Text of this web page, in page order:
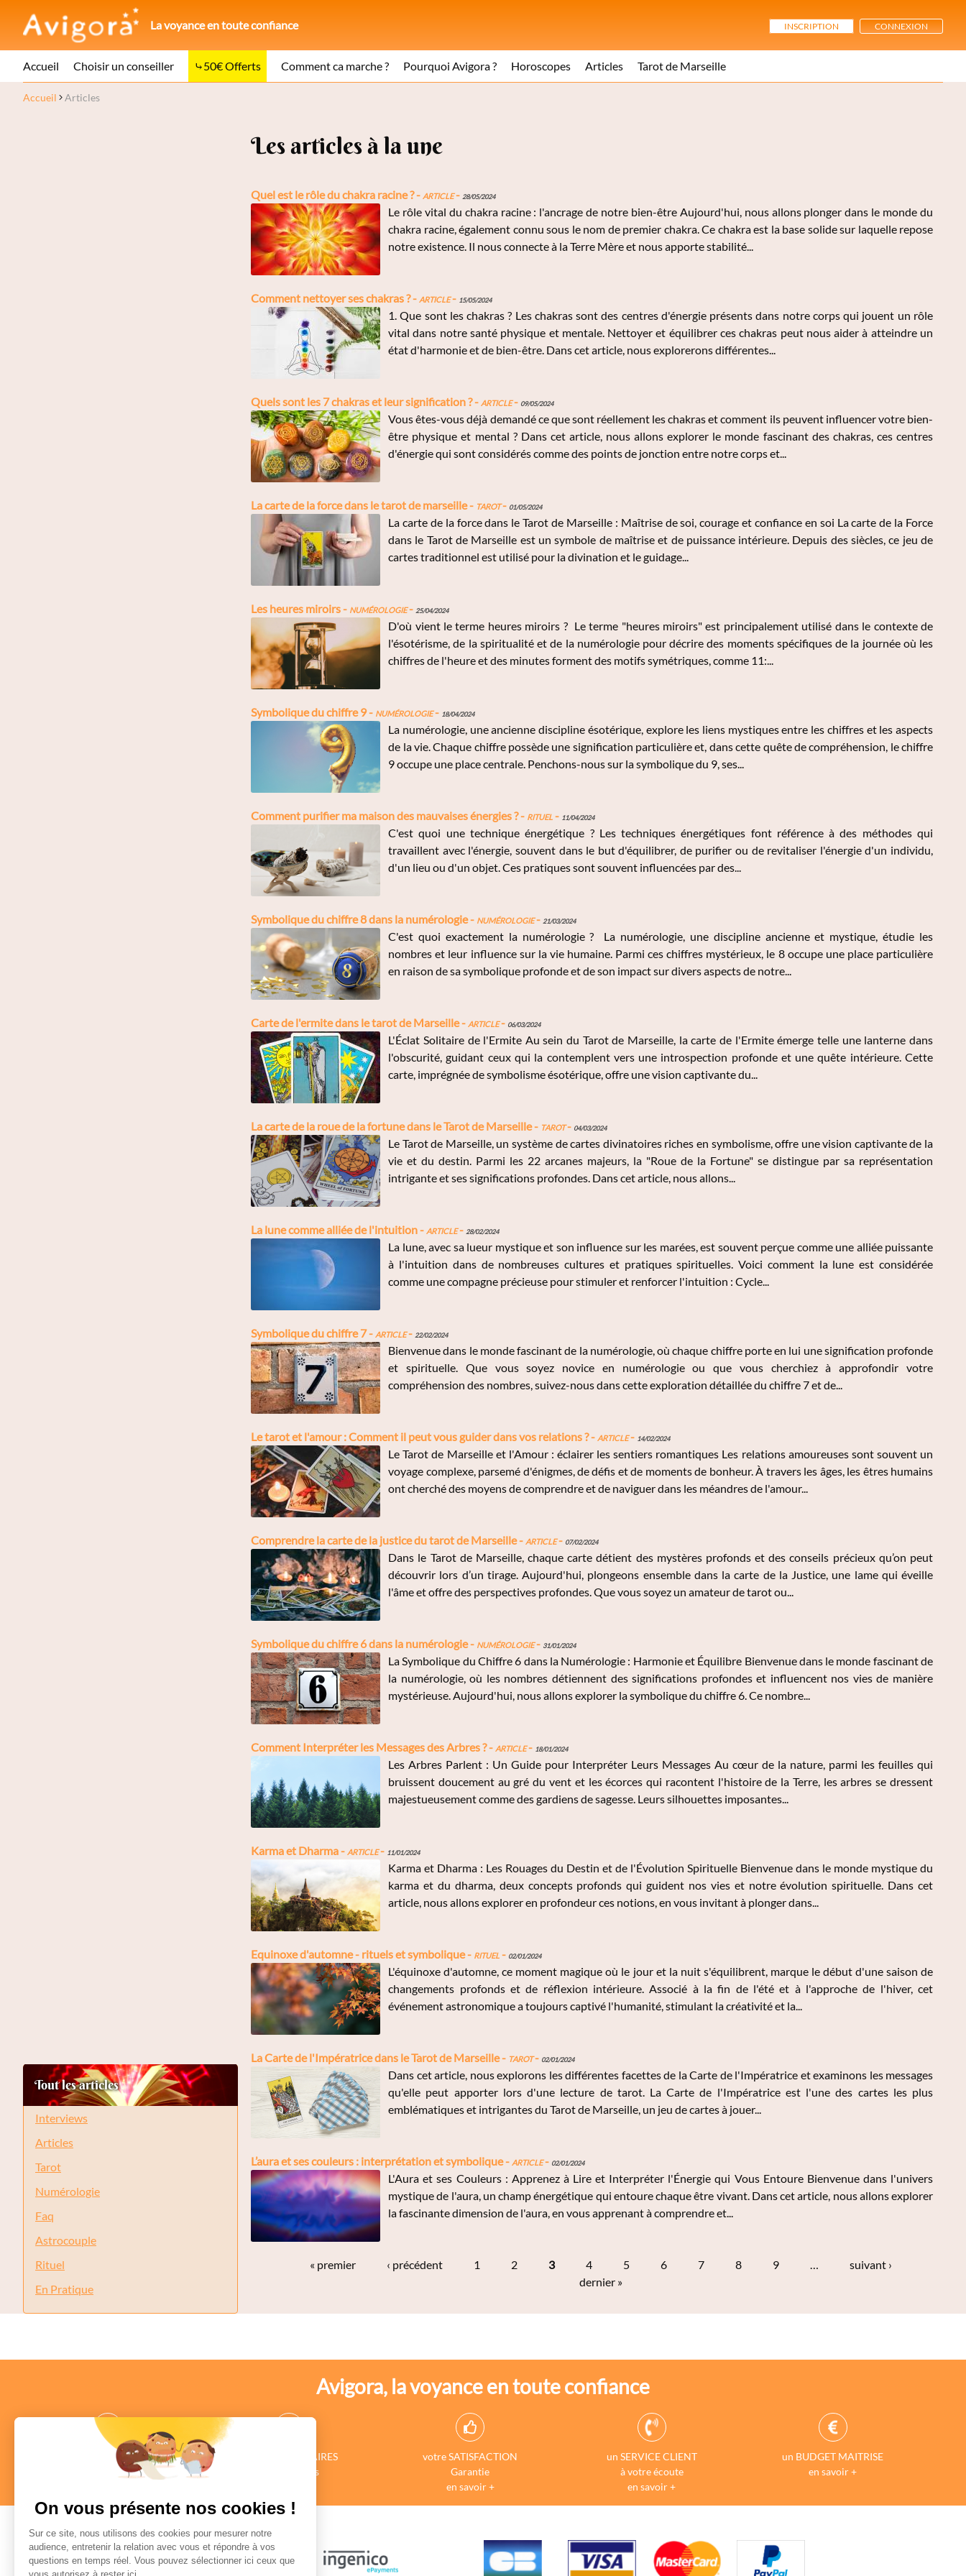
La voyance en toute confiance INSCRIPTION CONNEXION
Accueil Choisir un conseiller 50€ Offerts Comment ca marche ? Pourquoi Avigora ? Horoscopes Articles Tarot de Marseille
Accueil Articles
Tout les articles
Interviews
Articles
Tarot
Numérologie
Faq
Astrocouple
Rituel
En Pratique
Les articles à la une
Quel est le rôle du chakra racine ? -Article- 28/05/2024
Le rôle vital du chakra racine : l'ancrage de notre bien-être Aujourd'hui, nous allons plonger dans le monde du
chakra racine, également connu sous le nom de premier chakra. Ce chakra est la base solide sur laquelle repose
notre existence. Il nous connecte à la Terre Mère et nous apporte stabilité...
Comment nettoyer ses chakras ? -Article- 15/05/2024
1. Que sont les chakras ? Les chakras sont des centres d'énergie présents dans notre corps qui jouent un rôle
vital dans notre santé physique et mentale. Nettoyer et équilibrer ces chakras peut nous aider à atteindre un
état d'harmonie et de bien-être. Dans cet article, nous explorerons différentes...
Quels sont les 7 chakras et leur signification ? -Article- 09/05/2024
Vous êtes-vous déjà demandé ce que sont réellement les chakras et comment ils peuvent influencer votre bien-
être physique et mental ? Dans cet article, nous allons explorer le monde fascinant des chakras, ces centres
d'énergie qui sont considérés comme des points de jonction entre notre corps et...
La carte de la force dans le tarot de marseille - Tarot- 01/05/2024
La carte de la force dans le Tarot de Marseille : Maîtrise de soi, courage et confiance en soi La carte de la Force
dans le Tarot de Marseille est un symbole de maîtrise et de puissance intérieure. Depuis des siècles, ce jeu de
cartes traditionnel est utilisé pour la divination et le guidage...
Les heures miroirs - Numérologie- 25/04/2024
D'où vient le terme heures miroirs ? Le terme "heures miroirs" est principalement utilisé dans le contexte de
l'ésotérisme, de la spiritualité et de la numérologie pour décrire des moments spécifiques de la journée où les
chiffres de l'heure et des minutes forment des motifs symétriques, comme 11:...
Symbolique du chiffre 9 - Numérologie- 18/04/2024
La numérologie, une ancienne discipline ésotérique, explore les liens mystiques entre les chiffres et les aspects
de la vie. Chaque chiffre possède une signification particulière et, dans cette quête de compréhension, le chiffre
9 occupe une place centrale. Penchons-nous sur la symbolique du 9, ses...
Comment purifier ma maison des mauvaises énergies ? - Rituel- 11/04/2024
C'est quoi une technique énergétique ? Les techniques énergétiques font référence à des méthodes qui
travaillent avec l'énergie, souvent dans le but d'équilibrer, de purifier ou de revitaliser l'énergie d'un individu,
d'un lieu ou d'un objet. Ces pratiques sont souvent influencées par des...
Symbolique du chiffre 8 dans la numérologie - Numérologie- 21/03/2024
C'est quoi exactement la numérologie ? La numérologie, une discipline ancienne et mystique, étudie les
nombres et leur influence sur la vie humaine. Parmi ces chiffres mystérieux, le 8 occupe une place particulière
en raison de sa symbolique profonde et de son impact sur divers aspects de notre...
Carte de l'ermite dans le tarot de Marseille -Article- 06/03/2024
L'Éclat Solitaire de l'Ermite Au sein du Tarot de Marseille, la carte de l'Ermite émerge telle une lanterne dans
l'obscurité, guidant ceux qui la contemplent vers une introspection profonde et une quête intérieure. Cette
carte, imprégnée de symbolisme ésotérique, offre une vision captivante du...
La carte de la roue de la fortune dans le Tarot de Marseille - Tarot- 04/03/2024
Le Tarot de Marseille, un système de cartes divinatoires riches en symbolisme, offre une vision captivante de la
vie et du destin. Parmi les 22 arcanes majeurs, la "Roue de la Fortune" se distingue par sa représentation
intrigante et ses significations profondes. Dans cet article, nous allons...
La lune comme alliée de l'intuition -Article- 28/02/2024
La lune, avec sa lueur mystique et son influence sur les marées, est souvent perçue comme une alliée puissante
à l'intuition dans de nombreuses cultures et pratiques spirituelles. Voici comment la lune est considérée
comme une compagne précieuse pour stimuler et renforcer l'intuition : Cycle...
Symbolique du chiffre 7 -Article- 22/02/2024
Bienvenue dans le monde fascinant de la numérologie, où chaque chiffre porte en lui une signification profonde
et spirituelle. Que vous soyez novice en numérologie ou que vous cherchiez à approfondir votre
compréhension des nombres, suivez-nous dans cette exploration détaillée du chiffre 7 et de...
Le tarot et l'amour : Comment il peut vous guider dans vos relations ? -Article- 14/02/2024
Le Tarot de Marseille et l'Amour : éclairer les sentiers romantiques Les relations amoureuses sont souvent un
voyage complexe, parsemé d'énigmes, de défis et de moments de bonheur. À travers les âges, les êtres humains
ont cherché des moyens de comprendre et de naviguer dans les méandres de l'amour...
Comprendre la carte de la justice du tarot de Marseille -Article- 07/02/2024
Dans le Tarot de Marseille, chaque carte détient des mystères profonds et des conseils précieux qu’on peut
découvrir lors d’un tirage. Aujourd'hui, plongeons ensemble dans la carte de la Justice, une lame qui éveille
l'âme et offre des perspectives profondes. Que vous soyez un amateur de tarot ou...
Symbolique du chiffre 6 dans la numérologie - Numérologie- 31/01/2024
La Symbolique du Chiffre 6 dans la Numérologie : Harmonie et Équilibre Bienvenue dans le monde fascinant de
la numérologie, où les nombres détiennent des significations profondes et influencent nos vies de manière
mystérieuse. Aujourd'hui, nous allons explorer la symbolique du chiffre 6. Ce nombre...
Comment Interpréter les Messages des Arbres ? -Article- 18/01/2024
Les Arbres Parlent : Un Guide pour Interpréter Leurs Messages Au cœur de la nature, parmi les feuilles qui
bruissent doucement au gré du vent et les écorces qui racontent l'histoire de la Terre, les arbres se dressent
majestueusement comme des gardiens de sagesse. Leurs silhouettes imposantes...
Karma et Dharma -Article- 11/01/2024
Karma et Dharma : Les Rouages du Destin et de l'Évolution Spirituelle Bienvenue dans le monde mystique du
karma et du dharma, deux concepts profonds qui guident nos vies et notre évolution spirituelle. Dans cet
article, nous allons explorer en profondeur ces notions, en vous invitant à plonger dans...
Equinoxe d'automne - rituels et symbolique - Rituel- 02/01/2024
L'équinoxe d'automne, ce moment magique où le jour et la nuit s'équilibrent, marque le début d'une saison de
changements profonds et de réflexion intérieure. Associé à la fin de l'été et à l'approche de l'hiver, cet
événement astronomique a toujours captivé l'humanité, stimulant la créativité et la...
La Carte de l'Impératrice dans le Tarot de Marseille - Tarot- 02/01/2024
Dans cet article, nous explorons les différentes facettes de la Carte de l'Impératrice et examinons les messages
qu'elle peut apporter lors d'une lecture de tarot. La Carte de l'Impératrice est l'une des cartes les plus
emblématiques et intrigantes du Tarot de Marseille, un jeu de cartes à jouer...
L’aura et ses couleurs : interprétation et symbolique -Article- 02/01/2024
L'Aura et ses Couleurs : Apprenez à Lire et Interpréter l'Énergie qui Vous Entoure Bienvenue dans l'univers
mystique de l'aura, un champ énergétique qui entoure chaque être vivant. Dans cet article, nous allons explorer
la fascinante dimension de l'aura, en vous apprenant à comprendre et...
« premier ‹ précédent 1 2 3 4 5 6 7 8 9 …
suivant ›
dernier »
Avigora, la voyance en toute confiance
des CONSEILLERS
au profil vérifié
des COMMENTAIRES
Authentiques
votre SATISFACTION
Garantie
en savoir +
un SERVICE CLIENT
à votre écoute
en savoir +
un BUDGET MAITRISE
en savoir +
Paiement sécurisé
On vous présente nos cookies !
Sur ce site, nous utilisons des cookies pour mesurer notre
audience, entretenir la relation avec vous et répondre à vos
questions en temps réel. Vous pouvez sélectionner ici ceux que
vous autorisez à rester ici.